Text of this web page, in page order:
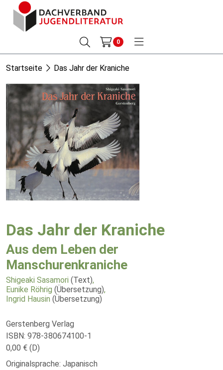
0
Startseite Das Jahr der Kraniche
Das Jahr der Kraniche
Aus dem Leben der
Manschurenkraniche
Shigeaki Sasamori (Text),
Eunike Röhrig (Übersetzung),
Ingrid Hausin (Übersetzung)
Gerstenberg Verlag
ISBN: 978-380674100-1
0,00 € (D)
Originalsprache: Japanisch